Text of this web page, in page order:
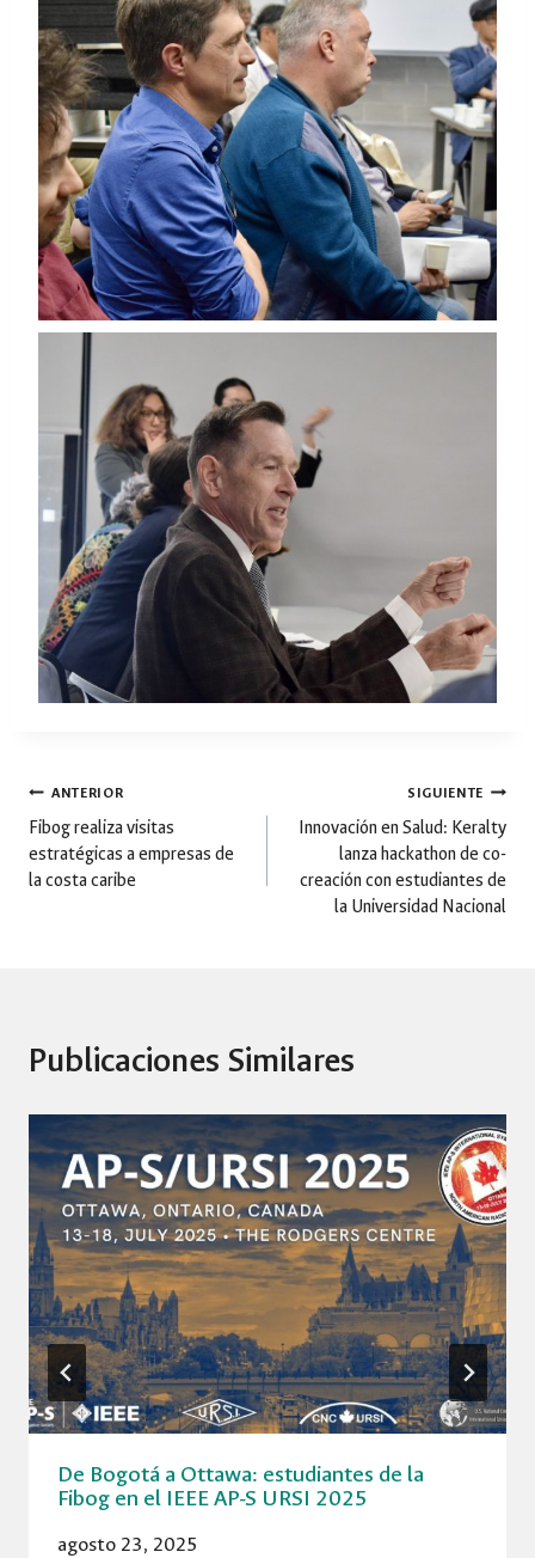
Navegación
de
ANTERIOR
Fibog realiza visitas
estratégicas a empresas de
la costa caribe
SIGUIENTE
Innovación en Salud: Keralty
lanza hackathon de co-
creación con estudiantes de
la Universidad Nacional
Publicaciones Similares
De Bogotá a Ottawa: estudiantes de la
Fibog en el IEEE AP-S URSI 2025
agosto 23, 2025